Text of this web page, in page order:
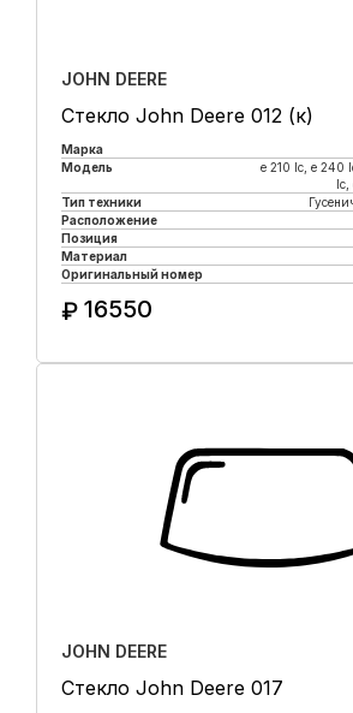
JOHN DEERE
Стекло John Deere 012 (к)
Марка
Модель
e 210 lc, е 240
lc,
Тип техники
Расположение
Позиция
Материал
Оригинальный номер
₽ 16550
JOHN DEERE
Стекло John Deere 017